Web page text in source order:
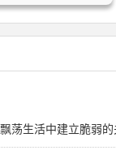
荡生活中建立脆弱